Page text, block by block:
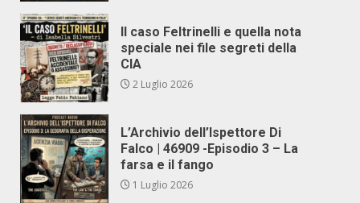
Il caso Feltrinelli e quella nota
speciale nei file segreti della
CIA
2 Luglio 2026
L’Archivio dell’Ispettore Di
Falco | 46909 -Episodio 3 – La
farsa e il fango
1 Luglio 2026